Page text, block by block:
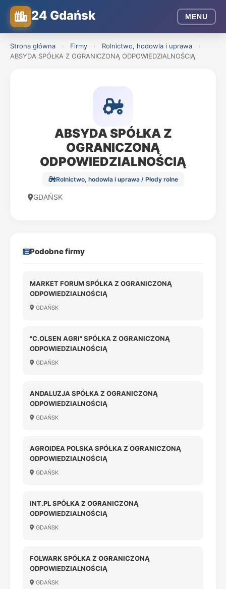
24 Gdańsk MENU
Strona główna › Firmy › Rolnictwo, hodowla i uprawa
›
ABSYDA SPÓŁKA Z OGRANICZONĄ ODPOWIEDZIALNOŚCIĄ
ABSYDA SPÓŁKA Z
OGRANICZONĄ
ODPOWIEDZIALNOŚCIĄ
Rolnictwo, hodowla i uprawa / Płody rolne
GDAŃSK
Podobne firmy
MARKET FORUM SPÓŁKA Z OGRANICZONĄ
ODPOWIEDZIALNOŚCIĄ
GDAŃSK
"C.OLSEN AGRI" SPÓŁKA Z OGRANICZONĄ
ODPOWIEDZIALNOŚCIĄ
GDAŃSK
ANDALUZJA SPÓŁKA Z OGRANICZONĄ
ODPOWIEDZIALNOŚCIĄ
GDAŃSK
AGROIDEA POLSKA SPÓŁKA Z OGRANICZONĄ
ODPOWIEDZIALNOŚCIĄ
GDAŃSK
INT.PL SPÓŁKA Z OGRANICZONĄ
ODPOWIEDZIALNOŚCIĄ
GDAŃSK
FOLWARK SPÓŁKA Z OGRANICZONĄ
ODPOWIEDZIALNOŚCIĄ
GDAŃSK